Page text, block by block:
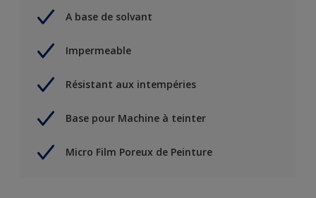
A base de solvant
Impermeable
Résistant aux intempéries
Base pour Machine à teinter
Micro Film Poreux de Peinture